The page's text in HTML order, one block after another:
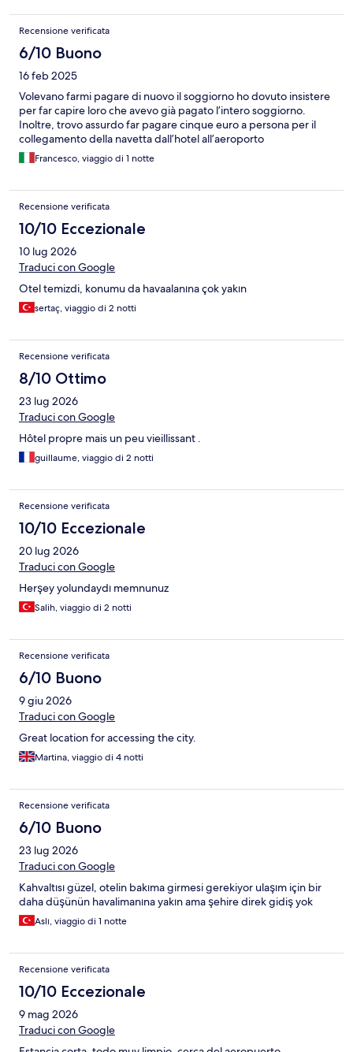
Recensione verificata
6/10 Buono
16 feb 2025
Volevano farmi pagare di nuovo il soggiorno ho dovuto insistere
per far capire loro che avevo già pagato l’intero soggiorno.
Inoltre, trovo assurdo far pagare cinque euro a persona per il
collegamento della navetta dall’hotel all’aeroporto
Francesco, viaggio di 1 notte
Recensione verificata
10/10 Eccezionale
10 lug 2026
Traduci con Google
Otel temizdi, konumu da havaalanına çok yakın
sertaç, viaggio di 2 notti
Recensione verificata
8/10 Ottimo
23 lug 2026
Traduci con Google
Hôtel propre mais un peu vieillissant .
guillaume, viaggio di 2 notti
Recensione verificata
10/10 Eccezionale
20 lug 2026
Traduci con Google
Herşey yolundaydı memnunuz
Salih, viaggio di 2 notti
Recensione verificata
6/10 Buono
9 giu 2026
Traduci con Google
Great location for accessing the city.
Martina, viaggio di 4 notti
Recensione verificata
6/10 Buono
23 lug 2026
Traduci con Google
Kahvaltısı güzel, otelin bakıma girmesi gerekiyor ulaşım için bir
daha düşünün havalimanına yakın ama şehire direk gidiş yok
Aslı, viaggio di 1 notte
Recensione verificata
10/10 Eccezionale
9 mag 2026
Traduci con Google